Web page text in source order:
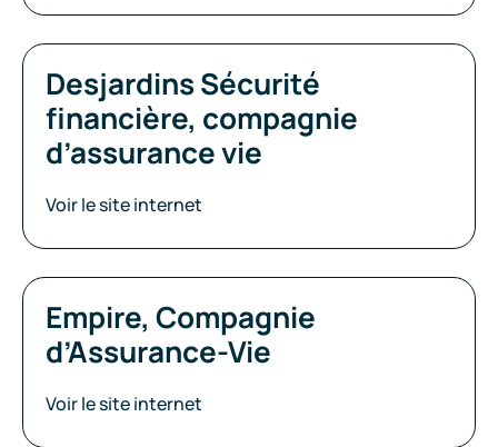
Desjardins Sécurité
financière, compagnie
d’assurance vie
Voir le site internet
Empire, Compagnie
d’Assurance-Vie
Voir le site internet